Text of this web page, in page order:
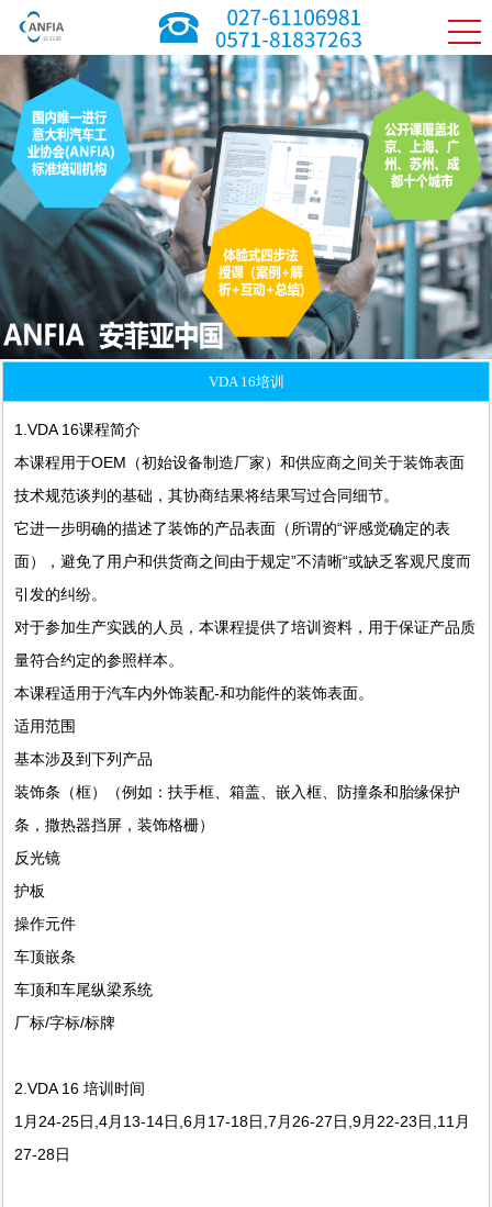
VDA 16培训
1.VDA 16课程简介
本课程用于OEM（初始设备制造厂家）和供应商之间关于装饰表面
技术规范谈判的基础，其协商结果将结果写过合同细节。
它进一步明确的描述了装饰的产品表面（所谓的“评感觉确定的表
面），避免了用户和供货商之间由于规定”不清晰“或缺乏客观尺度而
引发的纠纷。
对于参加生产实践的人员，本课程提供了培训资料，用于保证产品质
量符合约定的参照样本。
本课程适用于汽车内外饰装配-和功能件的装饰表面。
适用范围
基本涉及到下列产品
装饰条（框）（例如：扶手框、箱盖、嵌入框、防撞条和胎缘保护
条，撒热器挡屏，装饰格栅）
反光镜
护板
操作元件
车顶嵌条
车顶和车尾纵梁系统
厂标/字标/标牌
2.VDA 16 培训时间
1月24-25日,4月13-14日,6月17-18日,7月26-27日,9月22-23日,11月
27-28日